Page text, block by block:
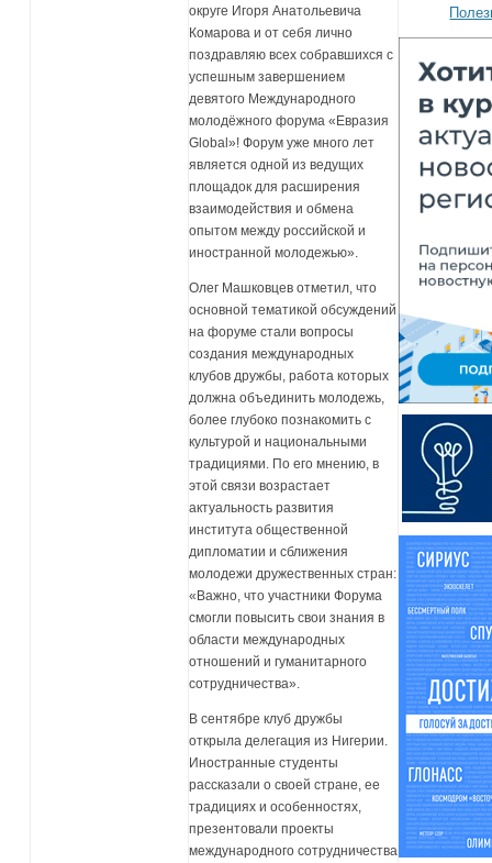
округе Игоря Анатольевича
Комарова и от себя лично
поздравляю всех собравшихся с
успешным завершением
девятого Международного
молодёжного форума «Евразия
Global»! Форум уже много лет
является одной из ведущих
площадок для расширения
взаимодействия и обмена
опытом между российской и
иностранной молодежью».
Олег Машковцев отметил, что
основной тематикой обсуждений
на форуме стали вопросы
создания международных
клубов дружбы, работа которых
должна объединить молодежь,
более глубоко познакомить с
культурой и национальными
традициями. По его мнению, в
этой связи возрастает
актуальность развития
института общественной
дипломатии и сближения
молодежи дружественных стран:
«Важно, что участники Форума
смогли повысить свои знания в
области международных
отношений и гуманитарного
сотрудничества».
В сентябре клуб дружбы
открыла делегация из Нигерии.
Иностранные студенты
рассказали о своей стране, ее
традициях и особенностях,
презентовали проекты
международного сотрудничества